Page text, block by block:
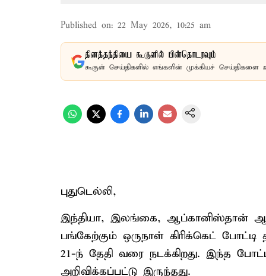
Published on: 22 May 2026, 10:25 am
தினத்தந்தியை கூகுளில் பின்தொடரவும்
கூகுள் செய்திகளில் எங்களின் முக்கியச் செய்திகளை
புதுடெல்லி,
இந்தியா, இலங்கை, ஆப்கானிஸ்தான்
பங்கேற்கும் ஒருநாள் கிரிக்கெட்
21-ந் தேதி வரை நடக்கிறது. இந்த
அறிவிக்கப்பட்டு இருந்தது.